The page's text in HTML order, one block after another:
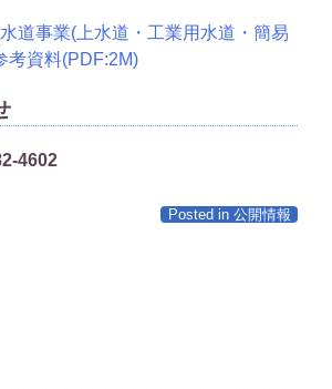
道事業(上水道・工業用水道・簡易
考資料(PDF:2M)
4602
Posted in 公開情報